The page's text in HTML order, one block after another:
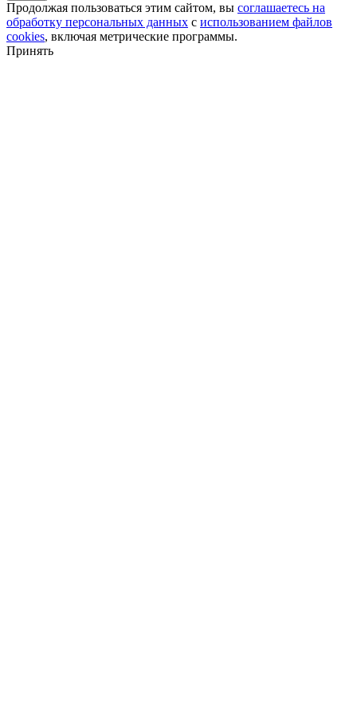
Продолжая пользоваться этим сайтом, вы соглашаетесь на
обработку персональных данных с использованием файлов
cookies, включая метрические программы.
Принять